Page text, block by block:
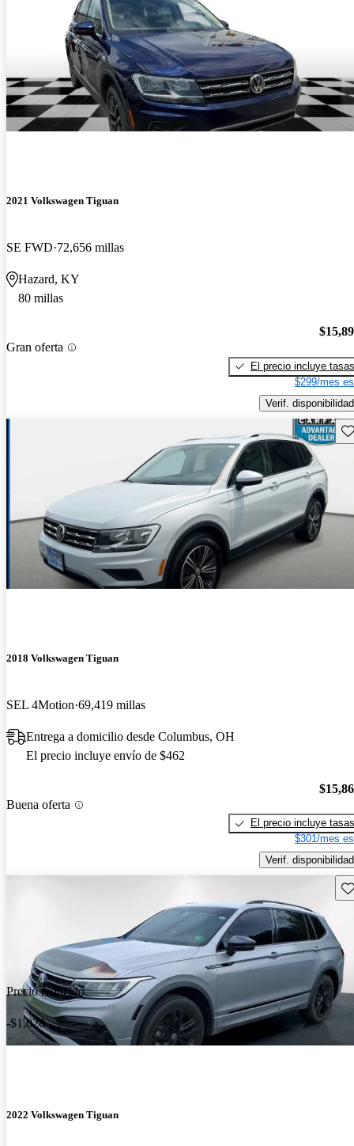
2021 Volkswagen Tiguan
SE FWD 72,656 millas
Hazard, KY
80 millas
Gran oferta
El precio incluye tasas
$299/mes
Verif. disponibilidad
2018 Volkswagen Tiguan
SEL 4Motion 69,419 millas
Entrega a domicilio desde Columbus, OH
El precio incluye envío de $462
Buena oferta
El precio incluye tasas
$301/mes
Verif. disponibilidad
Precio reducido
-$1,028
2022 Volkswagen Tiguan